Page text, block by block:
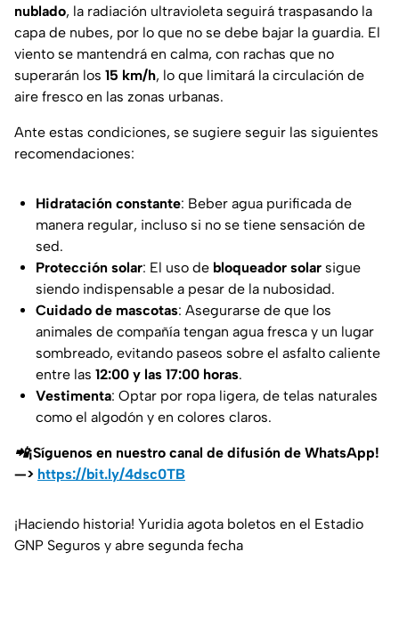
nublado, la radiación ultravioleta seguirá traspasando la
capa de nubes, por lo que no se debe bajar la guardia. El
viento se mantendrá en calma, con rachas que no
superarán los 15 km/h, lo que limitará la circulación de
aire fresco en las zonas urbanas.
Ante estas condiciones, se sugiere seguir las siguientes
recomendaciones:
Hidratación constante: Beber agua purificada de
manera regular, incluso si no se tiene sensación de
sed.
Protección solar: El uso de bloqueador solar sigue
siendo indispensable a pesar de la nubosidad.
Cuidado de mascotas: Asegurarse de que los
animales de compañía tengan agua fresca y un lugar
sombreado, evitando paseos sobre el asfalto caliente
entre las 12:00 y las 17:00 horas.
Vestimenta: Optar por ropa ligera, de telas naturales
como el algodón y en colores claros.
📲¡Síguenos en nuestro canal de difusión de WhatsApp!
—> https://bit.ly/4dsc0TB
¡Haciendo historia! Yuridia agota boletos en el Estadio
GNP Seguros y abre segunda fecha